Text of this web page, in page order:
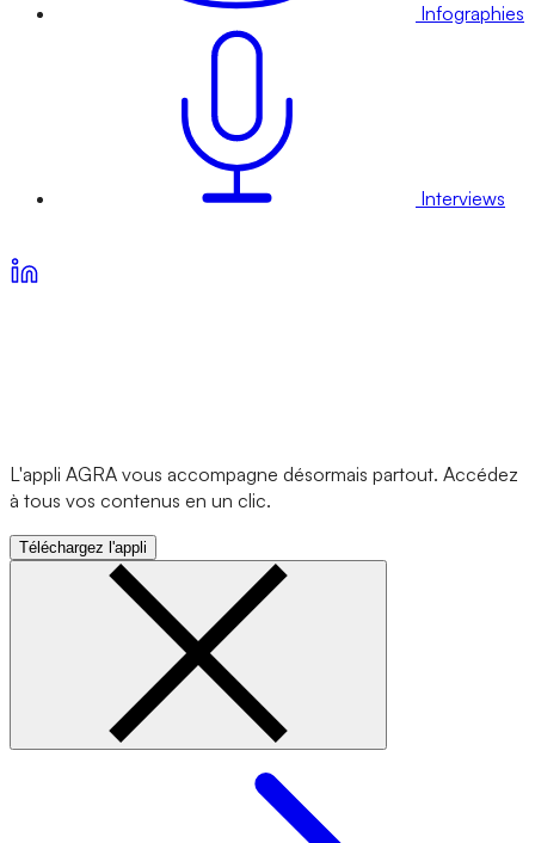
Infographies
Interviews
L'appli AGRA vous accompagne désormais partout. Accédez
à tous vos contenus en un clic.
Téléchargez l'appli